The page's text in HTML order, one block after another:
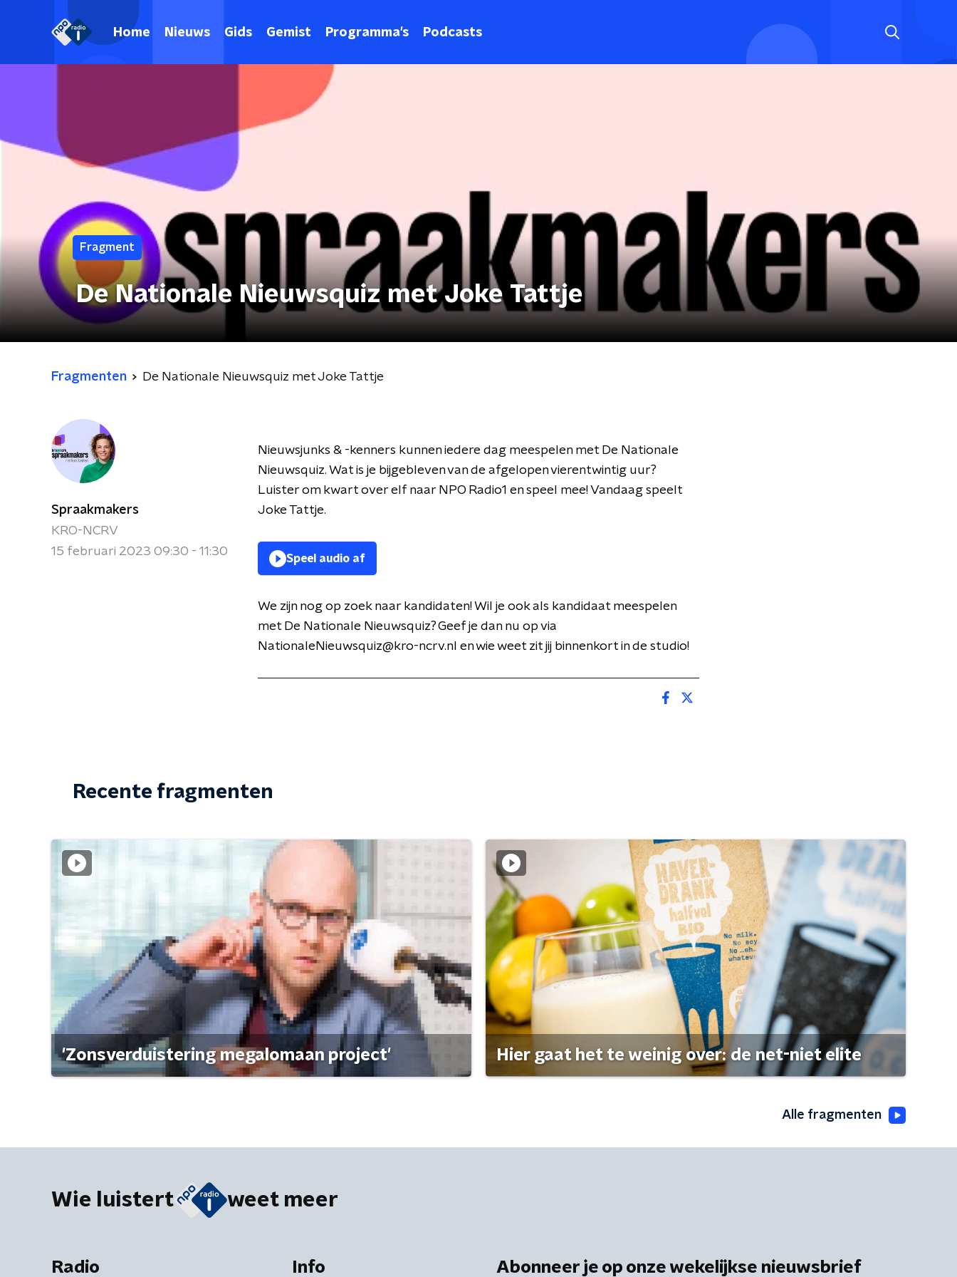
Home Nieuws Gids Gemist Programma's Podcasts
Fragment
De Nationale Nieuwsquiz met Joke Tattje
Fragmenten De Nationale Nieuwsquiz met Joke Tattje
Spraakmakers
KRO-NCRV
15 februari 2023 09:30 - 11:30
Nieuwsjunks & -kenners kunnen iedere dag meespelen met De Nationale
Nieuwsquiz. Wat is je bijgebleven van de afgelopen vierentwintig uur?
Luister om kwart over elf naar NPO Radio1 en speel mee! Vandaag speelt
Joke Tattje.
Speel audio af
We zijn nog op zoek naar kandidaten! Wil je ook als kandidaat meespelen
met De Nationale Nieuwsquiz? Geef je dan nu op via
NationaleNieuwsquiz@kro-ncrv.nl en wie weet zit jij binnenkort in de studio!
Recente fragmenten
'Zonsverduistering megalomaan project' Hier gaat het te weinig over: de net-niet elite
Alle fragmenten
Wie luistert weet meer
Radio Info Abonneer je op onze wekelijkse nieuwsbrief